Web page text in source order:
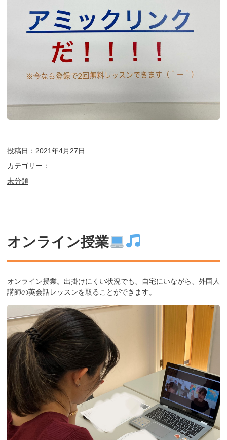
投稿日：2021年4月27日
カテゴリー：
未分類
オンライン授業
オンライン授業。出掛けにくい状況でも、自宅にいながら、外国人
講師の英会話レッスンを取ることができます。